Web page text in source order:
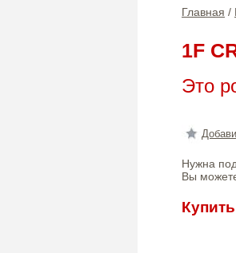
Главная /
1F
Это
Нужна
Вы